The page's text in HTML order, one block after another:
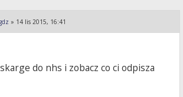
» 14 lis 2015, 16:41
do nhs i zobacz co ci odpisza